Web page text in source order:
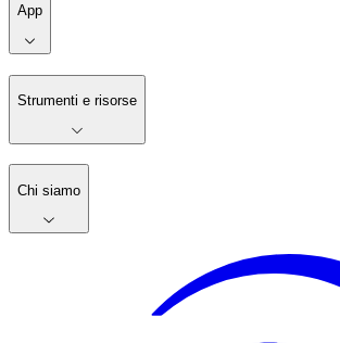
App
Strumenti e risorse
Chi siamo